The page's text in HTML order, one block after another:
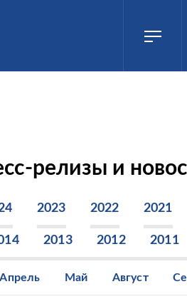
релизы и
2023 2022 2021
2013 2012 2011
Апрель Май Август